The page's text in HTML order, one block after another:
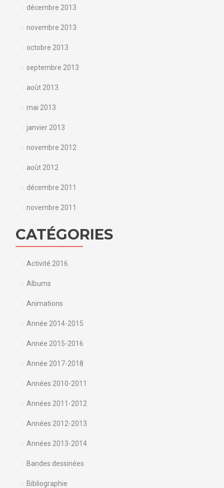
décembre 2013
novembre 2013
octobre 2013
septembre 2013
août 2013
mai 2013
janvier 2013
novembre 2012
août 2012
décembre 2011
novembre 2011
CATÉGORIES
Activité 2016
Albums
Animations
Année 2014-2015
Année 2015-2016
Année 2017-2018
Années 2010-2011
Années 2011-2012
Années 2012-2013
Années 2013-2014
Bandes dessinées
Bibliographie